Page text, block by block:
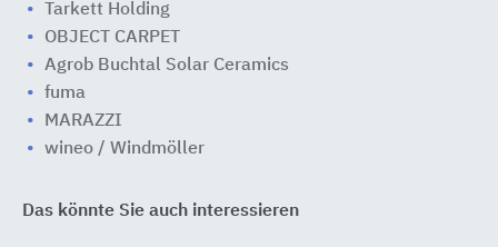
Tarkett Holding
OBJECT CARPET
Agrob Buchtal Solar Ceramics
fuma
MARAZZI
wineo / Windmöller
Das könnte Sie auch interessieren